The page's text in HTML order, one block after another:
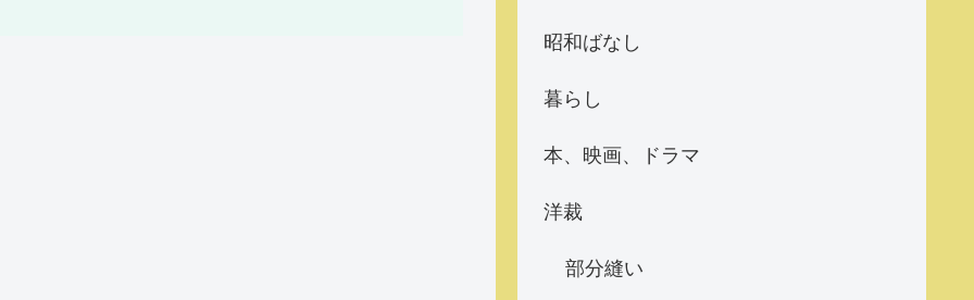
昭和ばなし
暮らし
本、映画、ドラマ
洋裁
部分縫い